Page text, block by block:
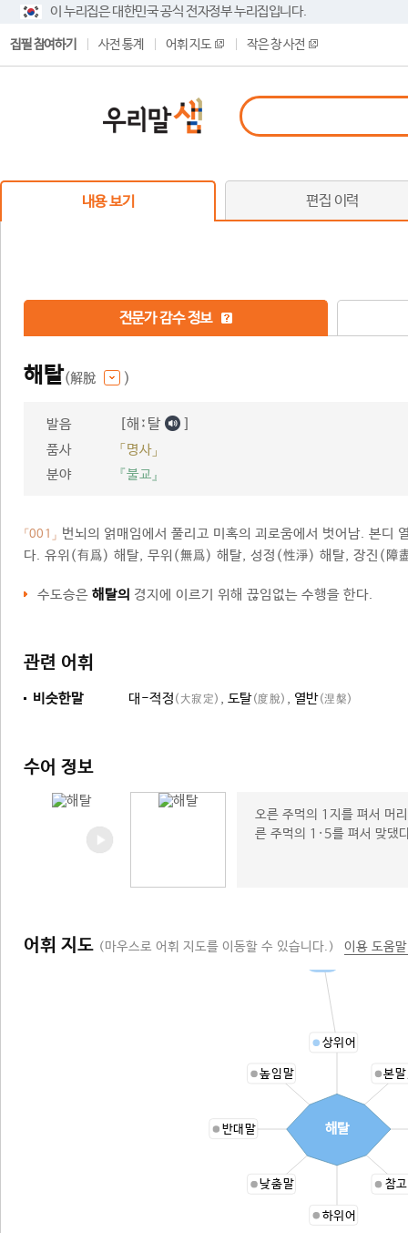
이 누리집은 대한민국 공식 전자정부 누리집입니다.
집필 참여하기 사전 통계 어휘 지도 작은 창 사전
내용 보기 편집 이력
전문가 감수 정보
해탈(解脫 )
발음 [해ː탈 ]
품사
「명사」
분야
『불교』
「001」 번뇌의 얽매임에서 풀리고 미혹의 괴로움에서 벗어남. 본디
다. 유위(有爲) 해탈, 무위(無爲) 해탈, 성정(性淨) 해탈, 장진(障
수도승은 해탈의 경지에 이르기 위해 끊임없는 수행을 한다.
관련 어휘
비슷한말 대-적정 (大寂定) , 도탈(度脫) , 열반(涅槃)
수어 정보
오른 주먹의 1지를 펴서 머
른 주먹의 1·5를 펴서 맞댔
어휘 지도 (마우스로 어휘 지도를 이동할 수 있습니다.) 이용 도움
상위어
본
참
하위어
낮춤말
반대말
높임말
해탈